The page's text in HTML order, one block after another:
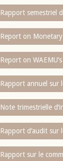
Rapport semestriel
Report on
Report on
Rapport annuel sur
Note trimestrielle
Rapport d‘audit sur
Rapport sur le